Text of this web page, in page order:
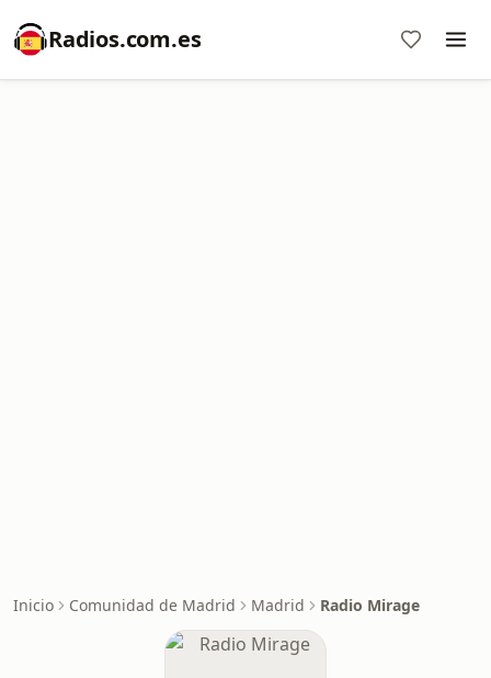
Radios.com.es
Inicio Comunidad de Madrid Madrid Radio Mirage